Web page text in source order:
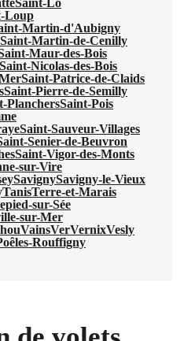
Saint-Lô
Loup
Martin-d'Aubigny
Saint-Martin-de-Cenilly
Maur-des-Bois
Saint-Nicolas-des-Bois
Saint-Patrice-de-Claids
Saint-Pierre-de-Semilly
PlanchersSaint-Pois
Saint-Sauveur-Villages
Senier-de-Beuvron
Saint-Vigor-des-Monts
sur-Vire
SavignySavigny-le-Vieux
TanisTerre-et-Marais
sur-Sée
sur-Mer
VainsVerVernixVesly
Rouffigny